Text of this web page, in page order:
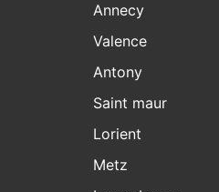
Annecy
Valence
Antony
Saint maur
Lorient
Metz